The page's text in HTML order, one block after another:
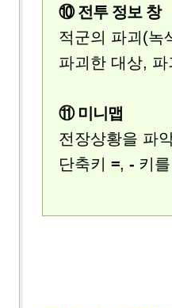
⑩ 전투 정보 창
적군의 파괴(녹
파괴한 대상,
⑪ 미니맵
전장상황을 파
단축키 =, - 키